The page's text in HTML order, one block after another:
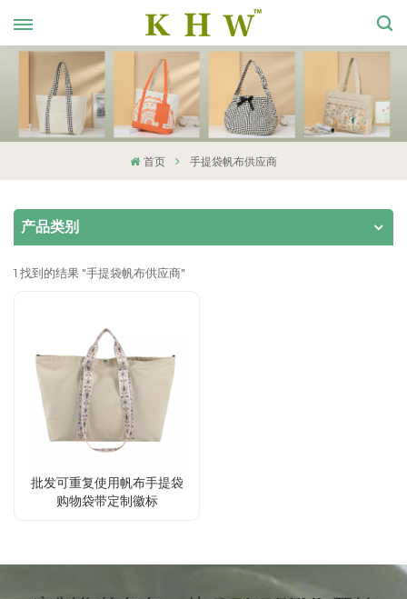
首页 手提袋帆布供应商
产品类别
1 找到的结果 "手提袋帆布供应商"
批发可重复使用帆布手提袋
购物袋带定制徽标